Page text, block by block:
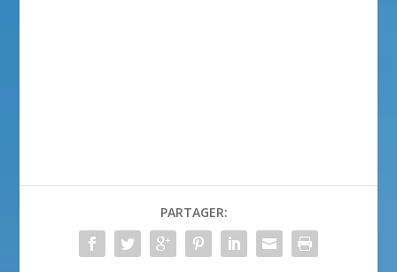
PARTAGER: